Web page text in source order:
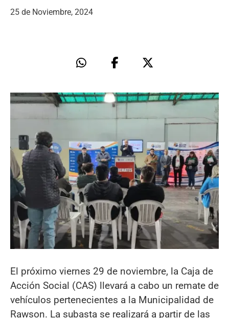
25 de Noviembre, 2024
El próximo viernes 29 de noviembre, la Caja de
Acción Social (CAS) llevará a cabo un remate de
vehículos pertenecientes a la Municipalidad de
Rawson. La subasta se realizará a partir de las